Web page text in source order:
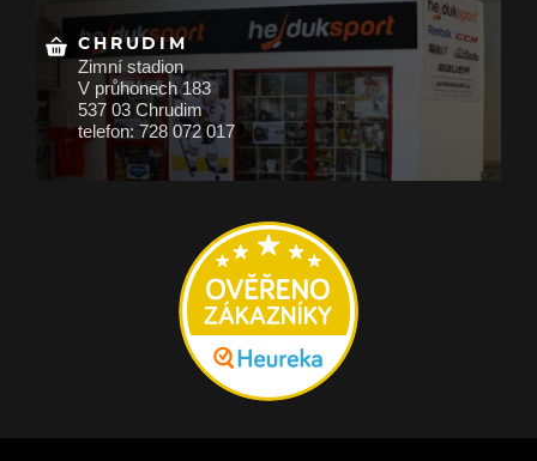
CHRUDIM
Zimní stadion
V průhonech 183
537 03 Chrudim
telefon: 728 072 017